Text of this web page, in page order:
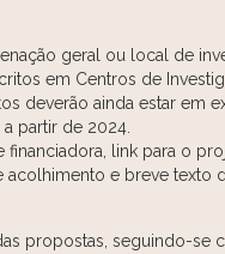
geral ou local de
em Centros de
deverão ainda estar em
partir de 2024.
link para o
e breve texto
propostas, seguindo-se